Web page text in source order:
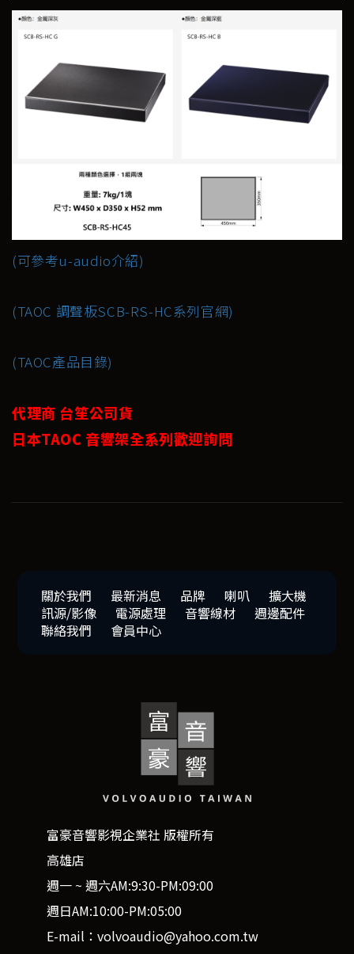
(可參考u-audio介紹)
(TAOC 調聲板SCB-RS-HC系列官網)
(TAOC產品目錄)
代理商 台笙公司貨
日本TAOC 音響架全系列歡迎詢問
關於我們 最新消息 品牌 喇叭
擴大機
訊源/影像
電源處理 音響線材
週邊配件
聯絡我們
會員中心
富豪音響影視企業社 版權所有
高雄店
週一 ~ 週六AM:9:30-PM:09:00
週日AM:10:00-PM:05:00
E-mail：volvoaudio@yahoo.com.tw